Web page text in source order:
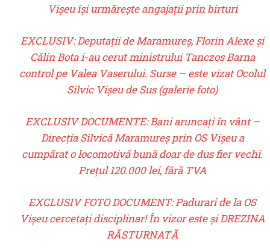
Vișeu își urmărește angajații prin birturi
EXCLUSIV: Deputații de Maramureș, Florin Alexe și
Călin Bota i-au cerut ministrului Tanczos Barna
control pe Valea Vaserului. Surse – este vizat Ocolul
Silvic Vișeu de Sus (galerie foto)
EXCLUSIV DOCUMENTE: Bani aruncați în vânt –
Direcția Silvică Maramureș prin OS Vișeu a
cumpărat o locomotivă bună doar de dus fier vechi.
Prețul 120.000 lei, fără TVA
EXCLUSIV FOTO DOCUMENT: Padurari de la OS
Vișeu cercetați disciplinar! În vizor este și DREZINA
RĂSTURNATĂ